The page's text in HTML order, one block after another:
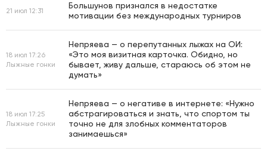
21 июл 12:31
Большунов признался в недостатке
мотивации без международных турниров
18 июл 17:26
Лыжные гонки
Непряева — о перепутанных лыжах на ОИ:
«Это моя визитная карточка. Обидно, но
бывает, живу дальше, стараюсь об этом не
думать»
18 июл 17:25
Лыжные гонки
Непряева — о негативе в интернете: «Нужно
абстрагироваться и знать, что спортом ты
точно не для злобных комментаторов
занимаешься»